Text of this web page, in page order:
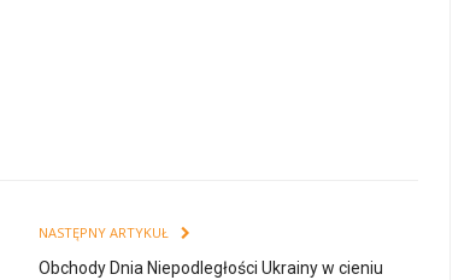
NASTĘPNY ARTYKUŁ
Obchody Dnia Niepodległości Ukrainy w cieniu